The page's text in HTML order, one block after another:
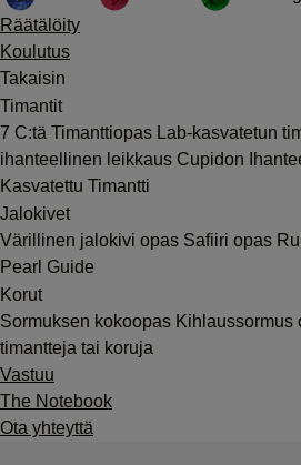
Räätälöity
Koulutus
Takaisin
Timantit
7 C:tä Timanttiopas Lab-kasvatetun
ihanteellinen leikkaus Cupidon
Kasvatettu Timantti
Jalokivet
Värillinen jalokivi opas Safiiri opas
Pearl Guide
Korut
Sormuksen kokoopas Kihlaussormus
timantteja tai koruja
Vastuu
The Notebook
Ota yhteyttä